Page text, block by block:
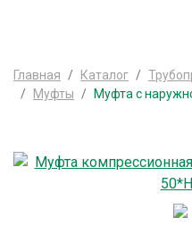
Главная Каталог
Муфты
Муфта с